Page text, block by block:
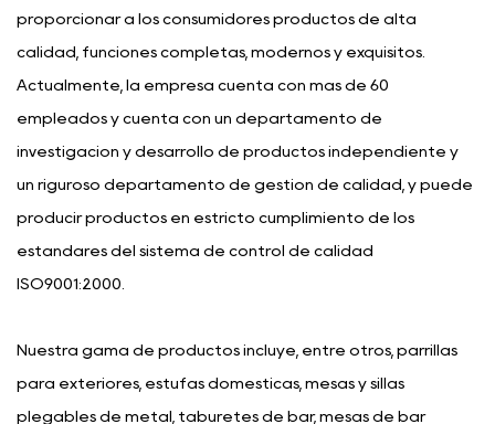
proporcionar a los consumidores productos de alta
calidad, funciones completas, modernos y exquisitos.
Actualmente, la empresa cuenta con más de 60
empleados y cuenta con un departamento de
investigación y desarrollo de productos independiente y
un riguroso departamento de gestión de calidad, y puede
producir productos en estricto cumplimiento de los
estándares del sistema de control de calidad
ISO9001:2000.
Nuestra gama de productos incluye, entre otros, parrillas
para exteriores, estufas domésticas, mesas y sillas
plegables de metal, taburetes de bar, mesas de bar